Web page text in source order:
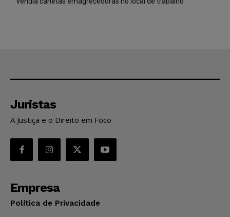
Juristas
A Justiça e o Direito em Foco
Empresa
Política de Privacidade